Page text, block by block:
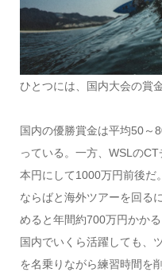
ひとつには、国内大会の賞
国内の優勝賞金は平均50～
っている。一方、WSLの
本円にして1000万円前後だ。
ならばと海外ツアーを回る
めると年間約700万円かかる
国内でいくら活躍しても、
を名乗りながら練習時間を